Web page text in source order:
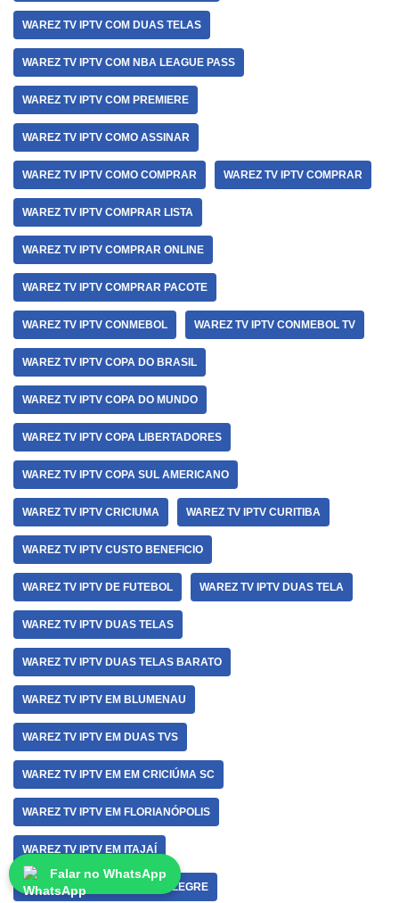
WAREZ TV IPTV COM DUAS TELAS
WAREZ TV IPTV COM NBA LEAGUE PASS
WAREZ TV IPTV COM PREMIERE
WAREZ TV IPTV COMO ASSINAR
WAREZ TV IPTV COMO COMPRAR WAREZ TV IPTV COMPRAR
WAREZ TV IPTV COMPRAR LISTA
WAREZ TV IPTV COMPRAR ONLINE
WAREZ TV IPTV COMPRAR PACOTE
WAREZ TV IPTV CONMEBOL WAREZ TV IPTV CONMEBOL TV
WAREZ TV IPTV COPA DO BRASIL
WAREZ TV IPTV COPA DO MUNDO
WAREZ TV IPTV COPA LIBERTADORES
WAREZ TV IPTV COPA SUL AMERICANO
WAREZ TV IPTV CRICIUMA WAREZ TV IPTV CURITIBA
WAREZ TV IPTV CUSTO BENEFICIO
WAREZ TV IPTV DE FUTEBOL WAREZ TV IPTV DUAS TELA
WAREZ TV IPTV DUAS TELAS
WAREZ TV IPTV DUAS TELAS BARATO
WAREZ TV IPTV EM BLUMENAU
WAREZ TV IPTV EM DUAS TVS
WAREZ TV IPTV EM EM CRICIÚMA SC
WAREZ TV IPTV EM FLORIANÓPOLIS
WAREZ TV IPTV EM ITAJAÍ
WAREZ TV IPTV EM PORTO ALEGRE
Falar no WhatsApp